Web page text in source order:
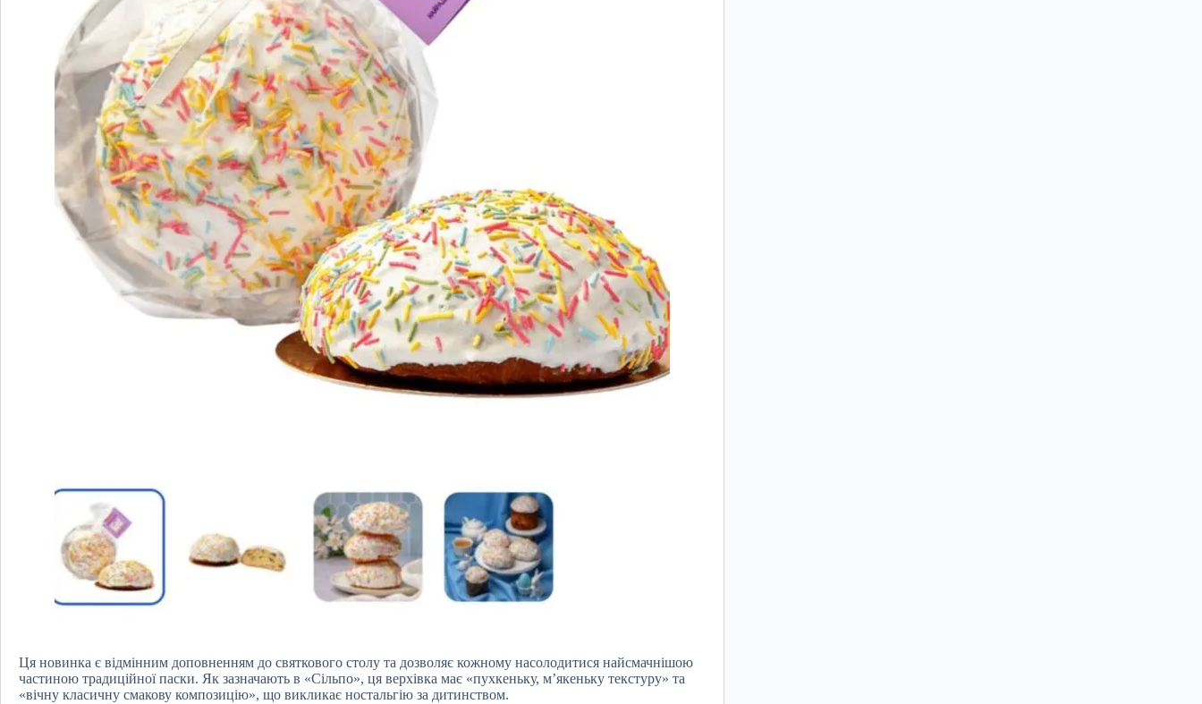
Ця новинка є відмінним доповненням до святкового столу та дозволяє кожному насолодитися найсмачнішою
частиною традиційної паски. Як зазначають в «Сільпо», ця верхівка має «пухкеньку, м’якеньку текстуру» та
«вічну класичну смакову композицію», що викликає ностальгію за дитинством.